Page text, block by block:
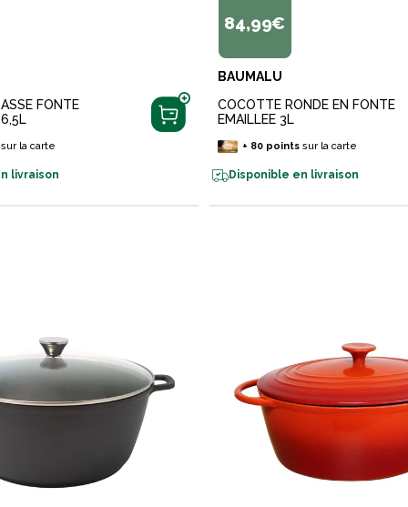
FONTE
la carte
livraison
84,99€
BAUMALU
COCOTTE RONDE EN FONTE
EMAILLEE 3L
+ 80pointssur la carte
Disponible en livraison